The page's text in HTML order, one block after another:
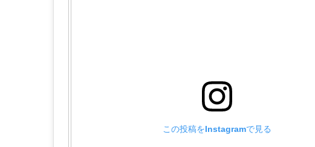
この投稿をInstagramで見る